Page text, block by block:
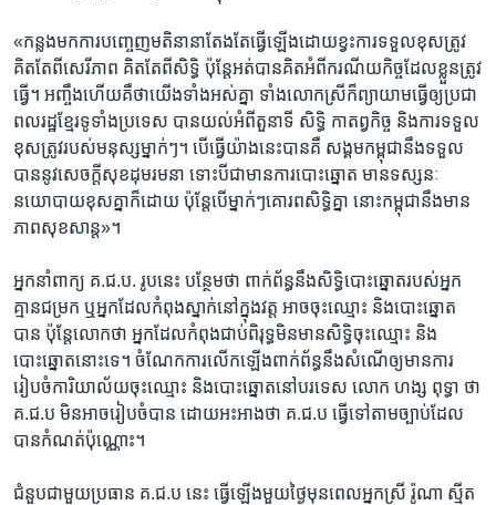
«កន្លង​មក​ការ​បញ្ចេញ​មតិ​នានា​តែង​តែធ្វើ​ឡើង​ដោយ​ខ្វះ​ការ​ទទួល​ខុស​ត្រូវ​ ​
គិត​តែ​ពី​សេរីភាព​ ​គិត​តែ​ពី​សិទ្ធិ ប៉ុន្តែ​អត់​បាន​គិត​អំពី​ករណីយកិច្ច​ដែល​ខ្លួន​ត្រូវ​
ធ្វើ។​ ​អញ្ចឹង​ហើយ​គឺថា​យើង​ទាំងអស់​គ្នា​ ​ទាំង​លោកស្រី​ក៏​ព្យាយាម​ធ្វើ​ឲ្យ​ប្រជា
ពលរដ្ឋ​ខ្មែរ​ទូទាំង​ប្រទេស បាន​យល់​អំពី​តួនាទី ​សិទ្ធិ​ ​កាតព្វកិច្ច​ ​និង​ការ​ទទួល​
ខុសត្រូវ​របស់​មនុស្ស​ម្នាក់ៗ។​ ​បើ​ធ្វើ​យ៉ាង​នេះ​បាន​គឺ​ សង្គម​កម្ពុជា​នឹង​ទទួល​
បាន​នូវ​សេចក្តី​សុខដុម​រមនា​ ​ទោះបីជា​មាន​ការ​បោះឆ្នោត​ ​មាន​ទស្សនៈ​
នយោបាយ​ខុសគ្នា​ក៏​ដោយ​ ​ប៉ុន្តែ​បើ​ម្នាក់ៗ​គោរព​សិទ្ធិ​គ្នា នោះ​កម្ពុជា​នឹង​មាន​
ភាព​សុខសាន្ត»។​
​អ្នកនាំពាក្យ​ ​គ.ជ.ប.​ ​រូប​នេះ​ ​បន្ថែម​ថា​ ​ពាក់ព័ន្ធ​នឹង​សិទ្ធិ​បោះឆ្នោត​របស់​អ្នក​
គ្មាន​ជម្រក​ ​ឬ​អ្នក​ដែល​កំពុង​ស្នាក់​នៅ​ក្នុង​វត្ត​ ​អាច​ចុះ​ឈ្មោះ​ ​និង​បោះឆ្នោត​
បាន​ ​ប៉ុន្តែ​លោក​ថា ​អ្នក​ដែល​កំពុង​ជាប់​ពិរុទ្ធ​មិន​មាន​សិទ្ធិ​ចុះ​ឈ្មោះ​ ​និង​
បោះឆ្នោត​នោះ​ទេ។​ ​ចំណែក​ការ​លើកឡើង​ពាក់ព័ន្ធ​នឹង​សំណើ​ឲ្យ​មាន​ការ​
រៀបចំ​ការិយាល័យ​ចុះ​ឈ្មោះ​ ​និង​បោះ​ឆ្នោត​នៅ​បរទេស​ ​លោក​ ​ហង្ស ពុទ្ធា​ ​ថា​
​គ.ជ.ប​ ​មិន​អាច​រៀបចំ​បាន​ ​ដោយ​អះអាង​ថា​ ​គ.ជ.ប​ ​ធ្វើ​ទៅ​តាម​ច្បាប់​ដែល​
បាន​កំណត់​ប៉ុណ្ណោះ។​
ជំនួប​ជាមួយ​ប្រធាន​ ​គ.ជ.ប​ ​នេះ​ ​ធ្វើ​ឡើង​មួយ​ថ្ងៃ​មុន​ពេល​អ្នកស្រី​ ​រ៉ូណា ស្មីត​ ​